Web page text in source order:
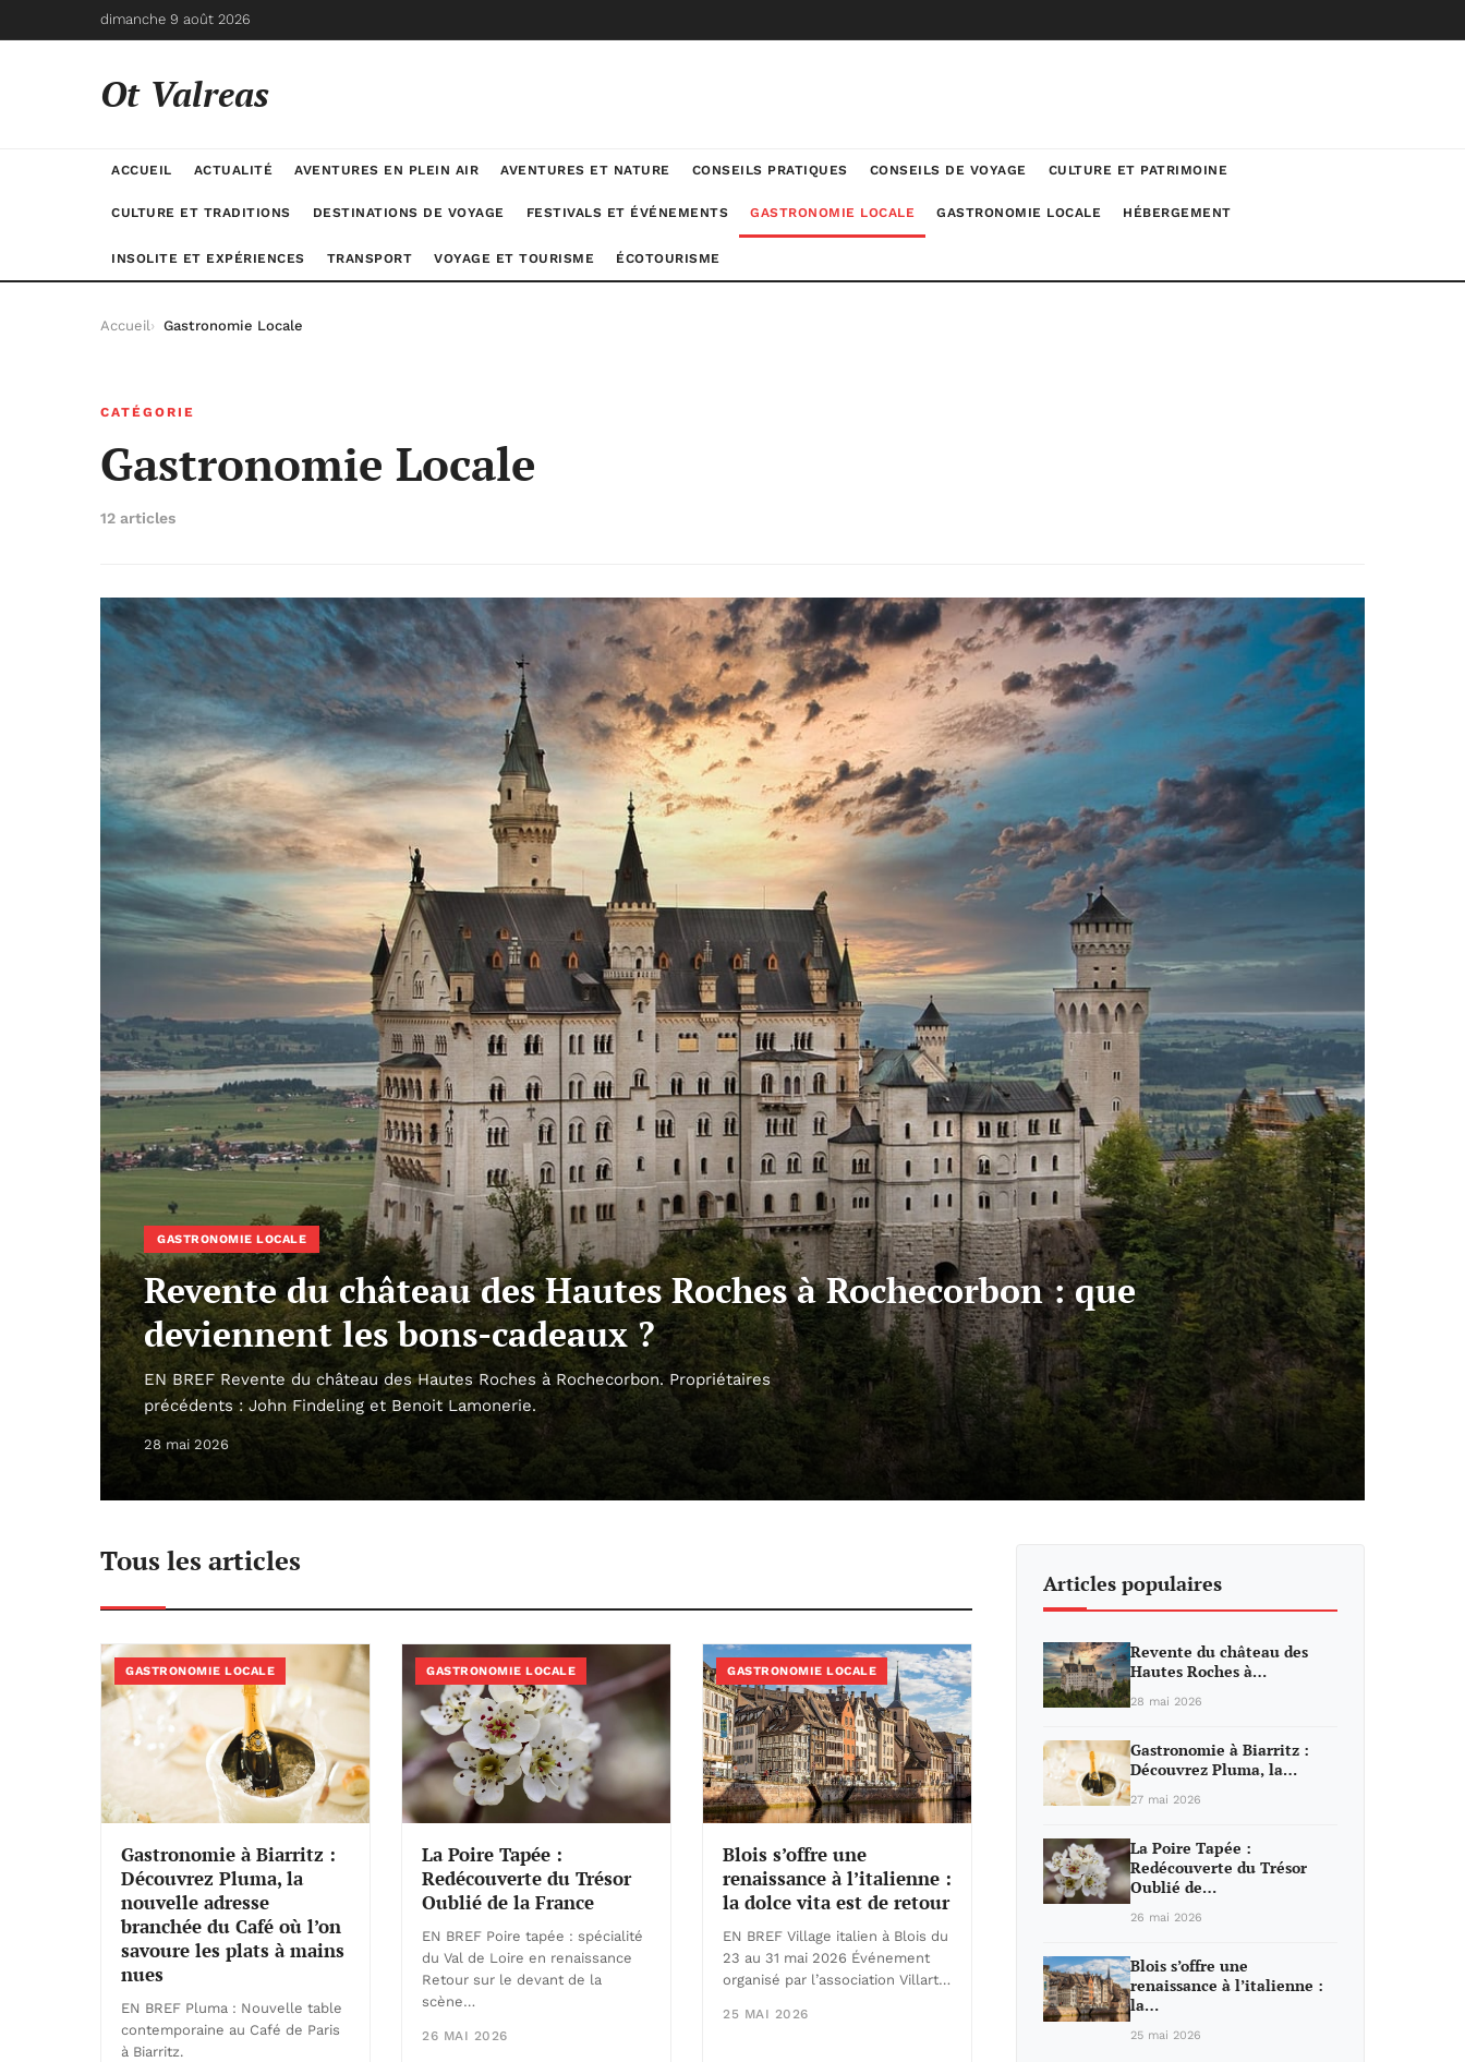
dimanche 9 août 2026
Ot Valreas
ACCUEIL ACTUALITÉ AVENTURES EN PLEIN AIR AVENTURES ET NATURE CONSEILS PRATIQUES CONSEILS DE VOYAGE CULTURE ET PATRIMOINE
CULTURE ET TRADITIONS DESTINATIONS DE VOYAGE FESTIVALS ET ÉVÉNEMENTS GASTRONOMIE LOCALE GASTRONOMIE LOCALE HÉBERGEMENT
INSOLITE ET EXPÉRIENCES TRANSPORT VOYAGE ET TOURISME ÉCOTOURISME
Accueil Gastronomie Locale
CATÉGORIE
Gastronomie Locale
12 articles
GASTRONOMIE LOCALE
Revente du château des Hautes Roches à Rochecorbon : que
deviennent les bons-cadeaux ?
EN BREF Revente du château des Hautes Roches à Rochecorbon. Propriétaires
précédents : John Findeling et Benoit Lamonerie.
28 mai 2026
Tous les articles
GASTRONOMIE LOCALE
Gastronomie à Biarritz :
Découvrez Pluma, la
nouvelle adresse
branchée du Café où l’on
savoure les plats à mains
nues
EN BREF Pluma : Nouvelle table
contemporaine au Café de Paris
à Biarritz.
GASTRONOMIE LOCALE
La Poire Tapée :
Redécouverte du Trésor
Oublié de la France
EN BREF Poire tapée : spécialité
du Val de Loire en renaissance
Retour sur le devant de la
scène…
26 MAI 2026
GASTRONOMIE LOCALE
Blois s’offre une
renaissance à l’italienne :
la dolce vita est de retour
EN BREF Village italien à Blois du
23 au 31 mai 2026 Événement
organisé par l’association Villart…
25 MAI 2026
Articles populaires
Revente du château des
Hautes Roches à…
28 mai 2026
Gastronomie à Biarritz :
Découvrez Pluma, la…
27 mai 2026
La Poire Tapée :
Redécouverte du Trésor
Oublié de…
26 mai 2026
Blois s’offre une
renaissance à l’italienne :
la…
25 mai 2026